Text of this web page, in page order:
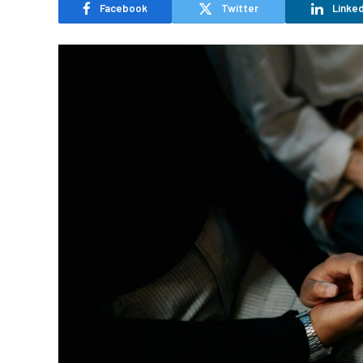
Facebook Twitter